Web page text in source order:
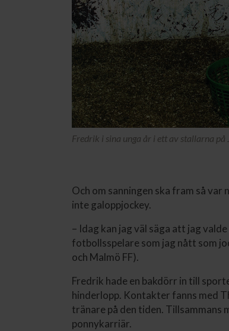
Fredrik i sina unga år i ett av stallarna på
Och om sanningen ska fram så
inte galoppjockey.
– Idag kan jag väl säga att jag
fotbollsspelare som jag nått som
och Malmö FF).
Fredrik hade en bakdörr in till
hinderlopp. Kontakter fanns med
tränare på den tiden. Tillsammans
ponnykarriär.